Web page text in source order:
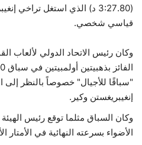
(3:27.80 د) الذي استغل تراخي
قياسي شخصي.
وكان رئيس الاتحاد الدولي لألعاب
"سباقًا للأجيال" خصوصاً بالنظر إلى
إنغيبريغستن وكير.
وكان السباق مثلما توقع رئيس
الأضواء بسرعته النهائية في الأمتار